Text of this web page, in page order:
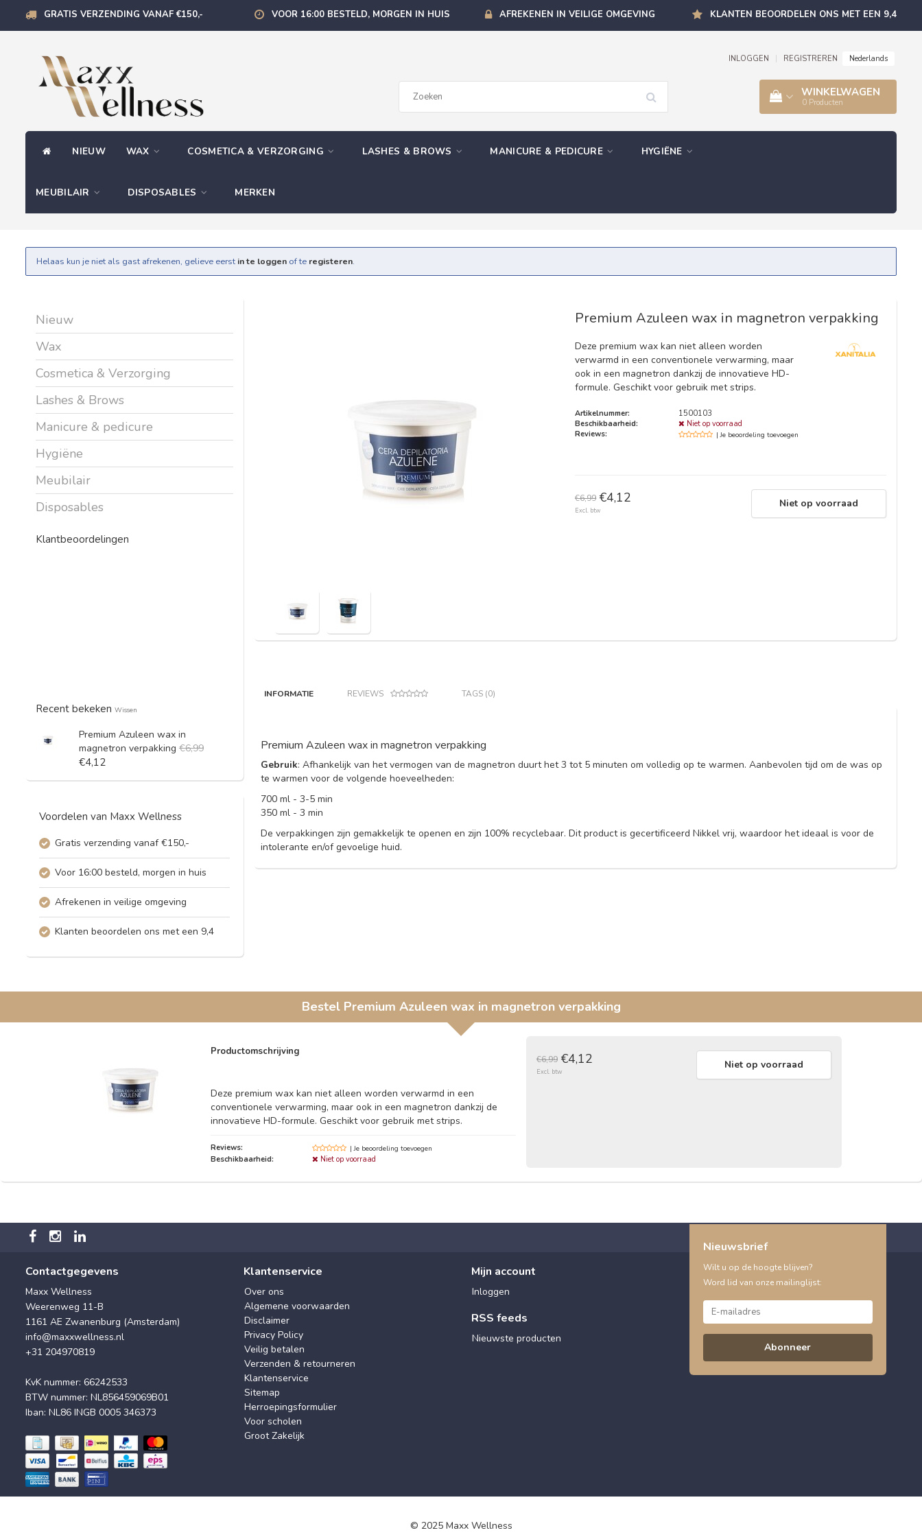
GRATIS VERZENDING VANAF €150,- VOOR 16:00 BESTELD, MORGEN IN HUIS AFREKENEN IN VEILIGE OMGEVING KLANTEN BEOORDELEN ONS MET EEN 9,4
INLOGGEN REGISTREREN Nederlands
WINKELWAGEN
0 Producten
NIEUW WAX COSMETICA & VERZORGING LASHES & BROWS MANICURE & PEDICURE HYGIËNE
MEUBILAIR DISPOSABLES MERKEN
Helaas kun je niet als gast afrekenen, gelieve eerst in te loggen of te registeren.
Nieuw
Wax
Cosmetica & Verzorging
Lashes & Brows
Manicure & pedicure
Hygiëne
Meubilair
Disposables
Klantbeoordelingen
Recent bekeken Wissen
Premium Azuleen wax in
magnetron verpakking €6,99
€4,12
Voordelen van Maxx Wellness
Gratis verzending vanaf €150,-
Voor 16:00 besteld, morgen in huis
Afrekenen in veilige omgeving
Klanten beoordelen ons met een 9,4
Premium Azuleen wax in magnetron verpakking
Deze premium wax kan niet alleen worden
verwarmd in een conventionele verwarming, maar
ook in een magnetron dankzij de innovatieve HD-
formule. Geschikt voor gebruik met strips.
Artikelnummer:
1500103
Beschikbaarheid:
Niet op voorraad
Reviews:
| Je beoordeling toevoegen
€6,99 €4,12
Excl. btw
Niet op voorraad
INFORMATIE REVIEWS TAGS (0)
Premium Azuleen wax in magnetron verpakking
Gebruik: Afhankelijk van het vermogen van de magnetron duurt het 3 tot 5 minuten om volledig op te warmen. Aanbevolen tijd om de was op
te warmen voor de volgende hoeveelheden:
700 ml - 3-5 min
350 ml - 3 min
De verpakkingen zijn gemakkelijk te openen en zijn 100% recyclebaar. Dit product is gecertificeerd Nikkel vrij, waardoor het ideaal is voor de
intolerante en/of gevoelige huid.
Bestel Premium Azuleen wax in magnetron verpakking
Productomschrijving
Deze premium wax kan niet alleen worden verwarmd in een
conventionele verwarming, maar ook in een magnetron dankzij de
innovatieve HD-formule. Geschikt voor gebruik met strips.
Reviews: | Je beoordeling toevoegen
Beschikbaarheid: Niet op voorraad
€6,99 €4,12
Excl. btw
Niet op voorraad
Contactgegevens
Maxx Wellness
Weerenweg 11-B
1161 AE Zwanenburg (Amsterdam)
info@maxxwellness.nl
+31 204970819
KvK nummer: 66242533
BTW nummer: NL856459069B01
Iban: NL86 INGB 0005 346373
Klantenservice
Over ons
Algemene voorwaarden
Disclaimer
Privacy Policy
Veilig betalen
Verzenden & retourneren
Klantenservice
Sitemap
Herroepingsformulier
Voor scholen
Groot Zakelijk
Mijn account
Inloggen
RSS feeds
Nieuwste producten
Nieuwsbrief
Wilt u op de hoogte blijven?
Word lid van onze mailinglijst:
Abonneer
© 2025 Maxx Wellness